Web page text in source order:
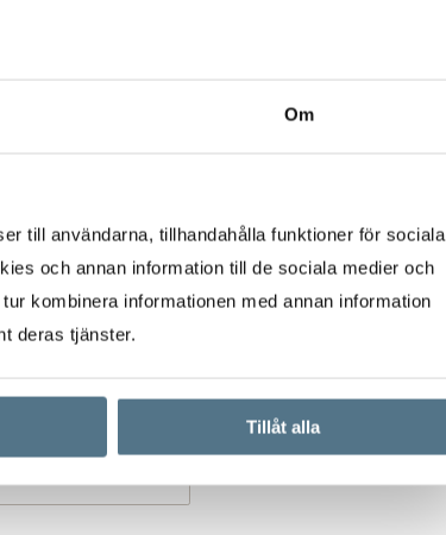
Om
till användarna, tillhandahålla funktioner för sociala
och annan information till de sociala medier och
kombinera informationen med annan information
deras tjänster.
Tillåt alla